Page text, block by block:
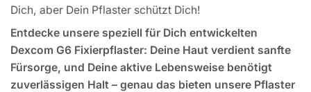
Dich, aber Dein Pflaster schützt Dich!
Entdecke unsere speziell für Dich entwickelten
Dexcom G6 Fixierpflaster: Deine Haut verdient sanfte
Fürsorge, und Deine aktive Lebensweise benötigt
zuverlässigen Halt – genau das bieten unsere Pflaster